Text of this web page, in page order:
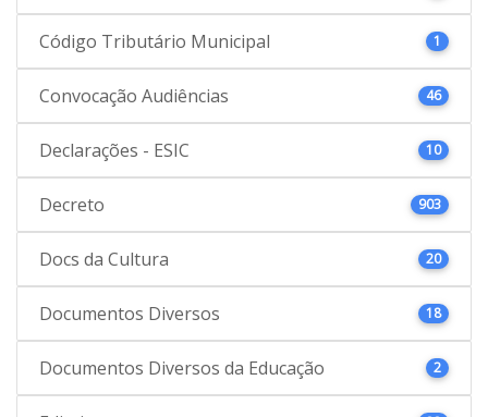
Código Tributário Municipal 1
Convocação Audiências 46
Declarações - ESIC 10
Decreto 903
Docs da Cultura 20
Documentos Diversos 18
Documentos Diversos da Educação 2